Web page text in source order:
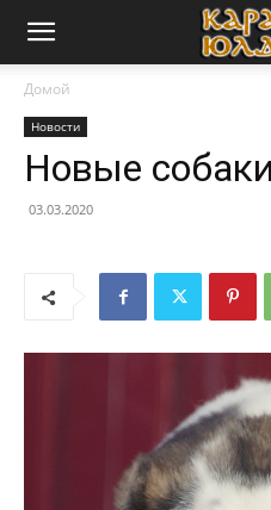
Домой
Новости
Новые
03.03.2020